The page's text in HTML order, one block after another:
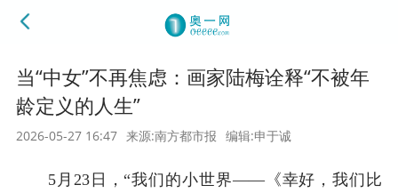
当“中女”不再焦虑：画家陆梅诠释“不被年
龄定义的人生”
2026-05-27 16:47 来源:南方都市报 编辑:申于诚
5月23日，“我们的小世界——《幸好，我们比